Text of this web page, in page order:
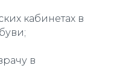
кабинетах в
в